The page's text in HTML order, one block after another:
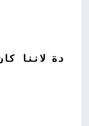
دة لاننا